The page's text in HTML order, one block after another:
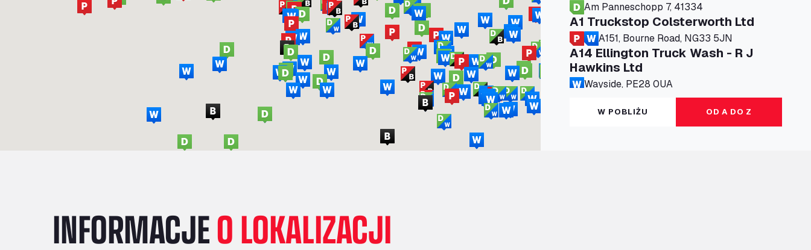
Am Panneschopp 7, 41334
A1 Truckstop Colsterworth Ltd
A151, Bourne Road, NG33 5JN
A14 Ellington Truck Wash - R J
Hawkins Ltd
Wayside, PE28 0UA
A19 Northbound Services (Exelby)
Ingleby Arncliffe, DL6 3JT
A19 Services North (Ron Perry)
W POBLIŻU OD A DO Z
INFORMACJEO LOKALIZACJI